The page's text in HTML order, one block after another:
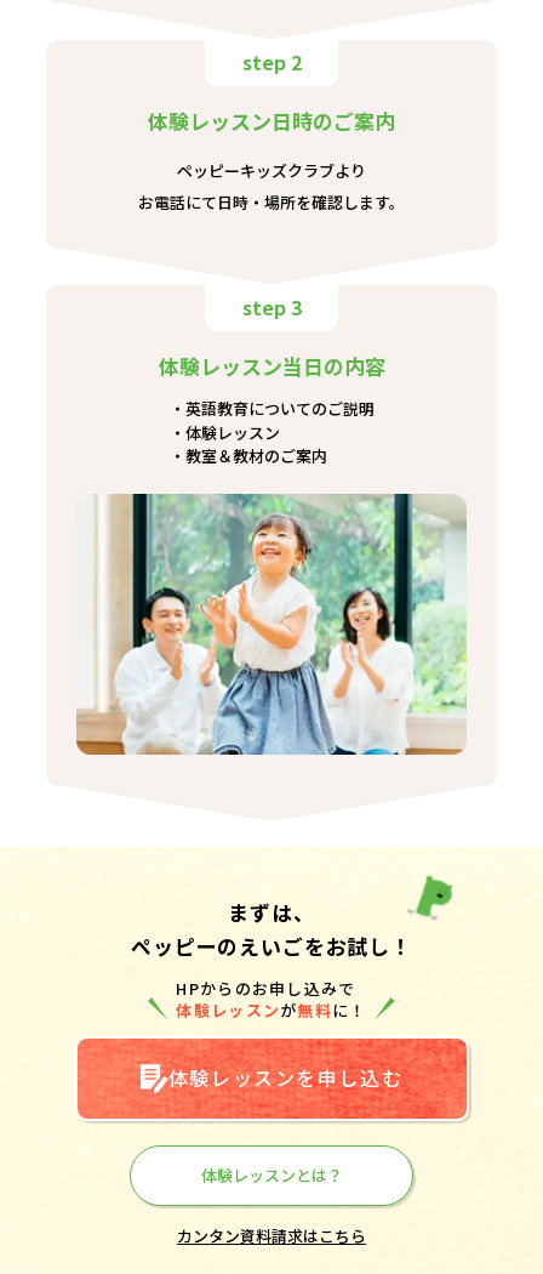
step 2
体験レッスン日時のご案内
ペッピーキッズクラブより
お電話にて日時・場所を確認します。
step 3
体験レッスン当日の内容
英語教育についてのご説明
体験レッスン
教室＆教材のご案内
まずは、
ペッピーのえいごをお試し！
HPからのお申し込みで
体験レッスンが無料に！
体験レッスンを申し込む
体験レッスンとは？
カンタン資料請求はこちら